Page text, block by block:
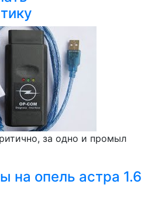
за одно и промыл
на опель астра 1.6